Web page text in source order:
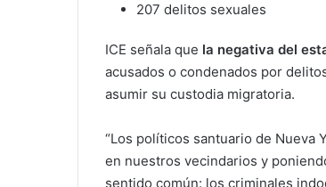
207 delitos sexuales
ICE señala que la negativa del
acusados o condenados por
asumir su custodia migratoria.
“Los políticos santuario de Nueva
en nuestros vecindarios y
sentido común: los criminales